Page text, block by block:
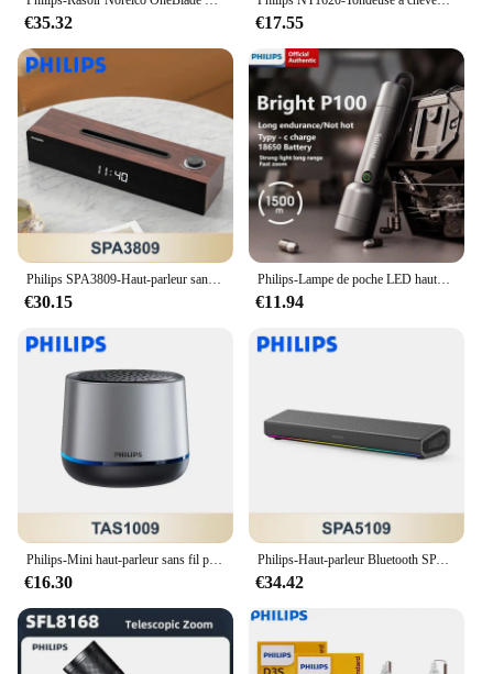
€35.32 €17.55
Philips SPA3809-Haut-parleur sans fil Bluetooth 5.3, petit haut-parleur de bureau portable, caisson de basses, bouton de contrôle, affichage de l'heure, audio
€30.15
Philips-Lampe de poche LED haute puissance SFL1236, lampe aste portable, 4 modes d'éclairage, lumières de camping en plein air
€11.94
Philips-Mini haut-parleur sans fil portable TAS1009, Bluetooth 5.3, petit haut-parleur, HiFi, stéréo, boîte vocale, 1200mAh, longue veille, nouveau
€16.30
Philips-Haut-parleur Bluetooth SPA5109, boîtier de haut-parleurs sans fil portables d'intérieur, HiFi, stéréo, lampe de escale RVB, lecteur de musique de fête
€34.42